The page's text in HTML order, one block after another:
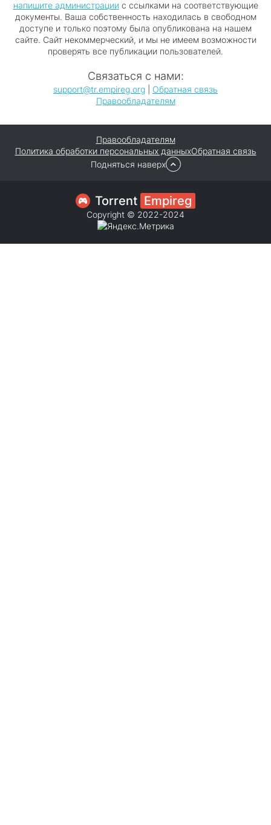
напишите администрациис ссылками на соответствующие
документы. Ваша собственность находилась в свободном
доступе и только поэтому была опубликована на нашем
сайте. Сайт некоммерческий, и мы не имеем возможности
проверять все публикации пользователей.
Связаться с нами:
support@tr.empireg.org
Обратная связь
Правообладателям
Правообладателям
Политика обработки персональных данныхОбратная связь
Подняться наверх
Torrent Empireg
Copyright © 2022-2024